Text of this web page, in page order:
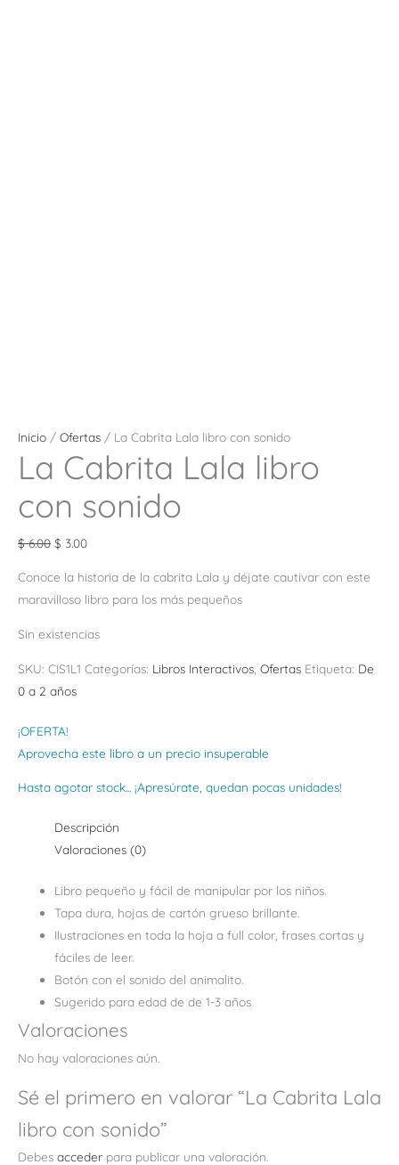
Inicio / Ofertas / La Cabrita Lala libro con sonido
La Cabrita Lala libro
con sonido
$6.00 $ 3.00
Conoce la historia de la cabrita Lala y déjate cautivar con este
maravilloso libro para los más pequeños
Sin existencias
SKU: CIS1L1 Categorías: Libros Interactivos Ofertas Etiqueta: De
0 a 2 años
¡OFERTA!
Aprovecha este libro a un precio insuperable
Hasta agotar stock... ¡Apresúrate, quedan pocas unidades!
Descripción
Valoraciones (0)
Libro pequeño y fácil de manipular por los niños.
Tapa dura, hojas de cartón grueso brillante.
Ilustraciones en toda la hoja a full color, frases cortas y
fáciles de leer.
Botón con el sonido del animalito.
Sugerido para edad de de 1-3 años
Valoraciones
No hay valoraciones aún.
Sé el primero en valorar “La Cabrita Lala
libro con sonido”
Debes acceder para publicar una valoración.